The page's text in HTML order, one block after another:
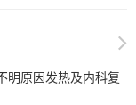
明原因发热及内科复